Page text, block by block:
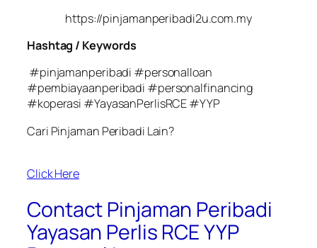
https://pinjamanperibadi2u.com.my
Hashtag / Keywords
#pinjamanperibadi #personalloan
#pembiayaanperibadi #personalfinancing
#koperasi #YayasanPerlisRCE #YYP
Cari Pinjaman Peribadi Lain?
Click Here
Contact Pinjaman Peribadi
Yayasan Perlis RCE YYP